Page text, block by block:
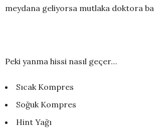
meydana geliyorsa mutlaka doktora
Peki yanma hissi nasıl geçer…
Sıcak Kompres
Soğuk Kompres
Hint Yağı